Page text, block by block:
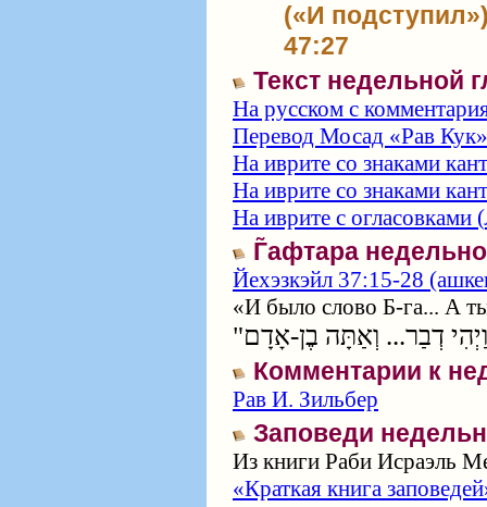
(«И
47:27
Текст недельной
На русском с
Перевод Мосад «Рав Кук»
На иврите со знаками
На иврите со знаками
На иврите с огласовками (
Г̃афтара
Йехэзкэйл 37:15-28
«И было слово Б‑га... А
Комментарии к
Рав И. Зильбер
Заповеди
Из книги Раби Исраэль
«Краткая книга